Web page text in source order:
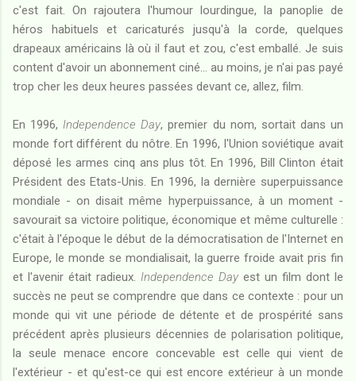
c'est fait. On rajoutera l'humour lourdingue, la panoplie de
héros habituels et caricaturés jusqu'à la corde, quelques
drapeaux américains là où il faut et zou, c'est emballé. Je suis
content d'avoir un abonnement ciné... au moins, je n'ai pas payé
trop cher les deux heures passées devant ce, allez, film.
En 1996,Independence Day, premier du nom, sortait dans un
monde fort différent du nôtre. En 1996, l'Union soviétique avait
déposé les armes cinq ans plus tôt. En 1996, Bill Clinton était
Président des Etats-Unis. En 1996, la dernière superpuissance
mondiale - on disait même hyperpuissance, à un moment -
savourait sa victoire politique, économique et même culturelle :
c'était à l'époque le début de la démocratisation de l'Internet en
Europe, le monde se mondialisait, la guerre froide avait pris fin
et l'avenir était radieux. Independence Day est un film dont le
succès ne peut se comprendre que dans ce contexte : pour un
monde qui vit une période de détente et de prospérité sans
précédent après plusieurs décennies de polarisation politique,
la seule menace encore concevable est celle qui vient de
l'extérieur - et qu'est-ce qui est encore extérieur à un monde